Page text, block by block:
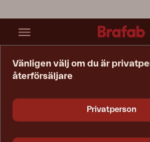
Vänligen välj om du är
återförsäljare
Privatperson